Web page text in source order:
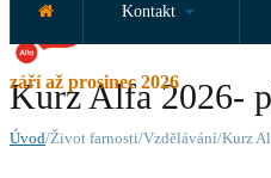
září až prosinec 2026
Kontakt
Kurz Alfa 2026-
Úvod/Život farnosti/Vzdělávání/Kurz